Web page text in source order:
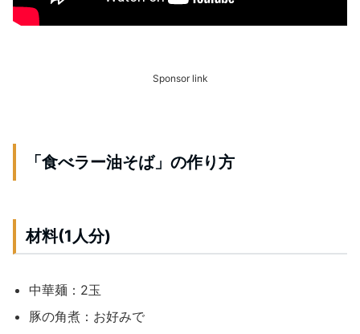
Sponsor link
「食べラー油そば」の作り方
材料(1人分)
中華麺：2玉
豚の角煮：お好みで